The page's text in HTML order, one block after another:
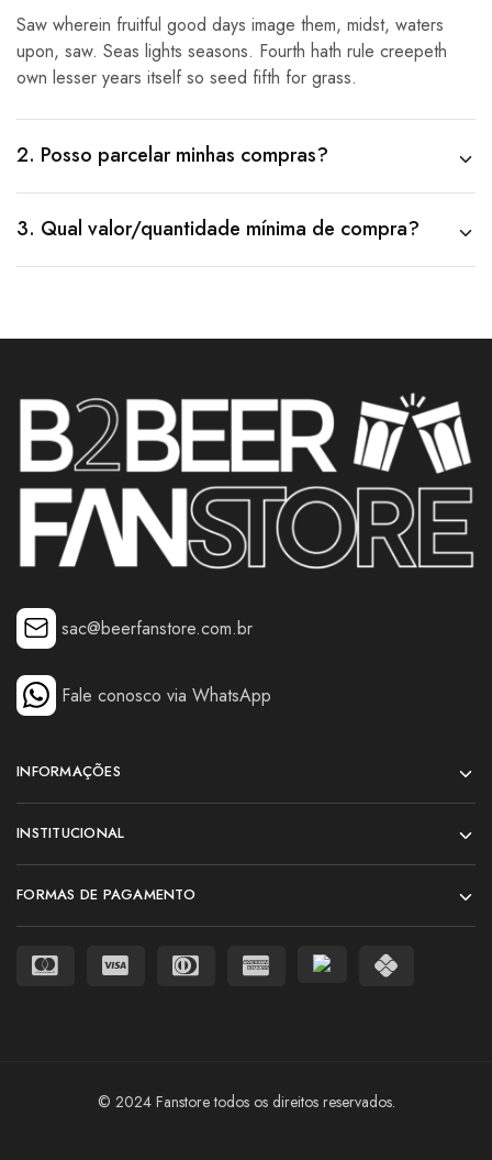
Saw wherein fruitful good days image them, midst, waters
upon, saw. Seas lights seasons. Fourth hath rule creepeth
own lesser years itself so seed fifth for grass.
2. Posso parcelar minhas compras?
3. Qual valor/quantidade mínima de compra?
sac@beerfanstore.com.br
Fale conosco via WhatsApp
INFORMAÇÕES
INSTITUCIONAL
FORMAS DE PAGAMENTO
© 2024 Fanstore todos os direitos reservados.